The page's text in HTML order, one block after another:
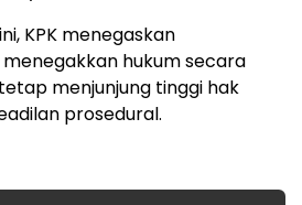
KPK menegaskan
hukum secara
menjunjung tinggi hak
prosedural.